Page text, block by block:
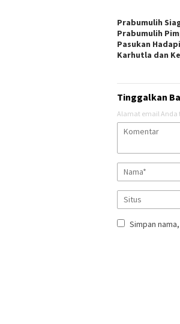
Prabumulih
Prabumulih
Pasukan
Karhutla dan
Tinggalkan
Alamat email Anda
Simpan